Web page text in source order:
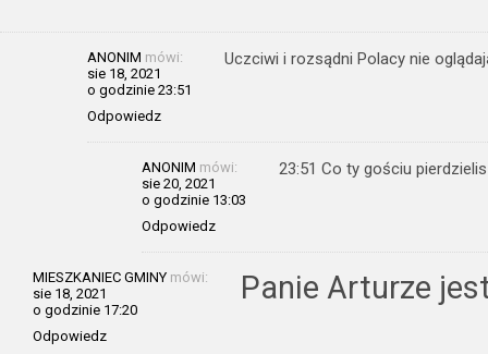
ANONIM mówi:
sie 18, 2021
o godzinie 23:51
Odpowiedz
Uczciwi i rozsądni Polacy nie
ANONIM mówi:
sie 20, 2021
o godzinie 13:03
Odpowiedz
23:51 Co ty gościu
MIESZKANIEC GMINY mówi:
sie 18, 2021
o godzinie 17:20
Odpowiedz
Panie Arturze